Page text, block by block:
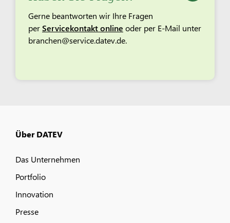
Gerne beantworten wir Ihre Fragen
perServicekontakt online oder per E-Mail unter
branchen@service.datev.de.
Über DATEV
Das Unternehmen
Portfolio
Innovation
Presse